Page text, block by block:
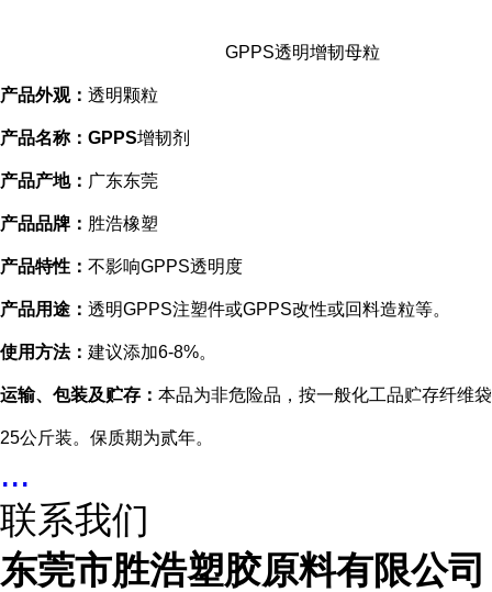
GPPS透明增韧母粒
产品外观： 透明颗粒
产品名称：GPPS增韧剂
产品产地： 广东东莞
产品品牌： 胜浩橡塑
产品特性： 不影响GPPS透明度
产品用途： 透明GPPS注塑件或GPPS改性或回料造粒等。
使用方法： 建议添加6-8%。
运输、包装及贮存： 本品为非危险品，按一般化工品贮存纤维袋
25公斤装。保质期为贰年。
...
联系我们
东莞市胜浩塑胶原料有限公司